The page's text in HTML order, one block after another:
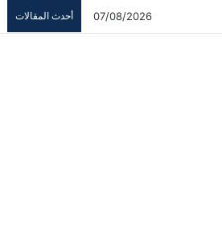
07/08/2026 أحدث المقالات